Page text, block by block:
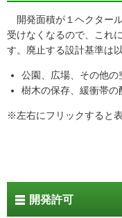
開発面積が１ヘクター
受けなくなるので、これ
す。廃止する設計基準は
公園、広場、その他の
樹木の保存、緩衝帯の
※左右にフリックすると
開発許可